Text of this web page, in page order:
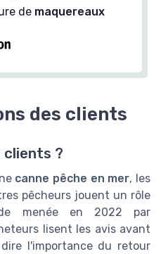
de maquereaux
des clients
clients ?
canne pêche en mer, les
pêcheurs jouent un rôle
menée en 2022 par
lisent les avis avant
l'importance du retour